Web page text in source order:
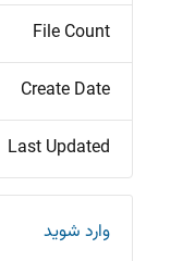
File Count
Create Date
Last Updated
وارد شوید